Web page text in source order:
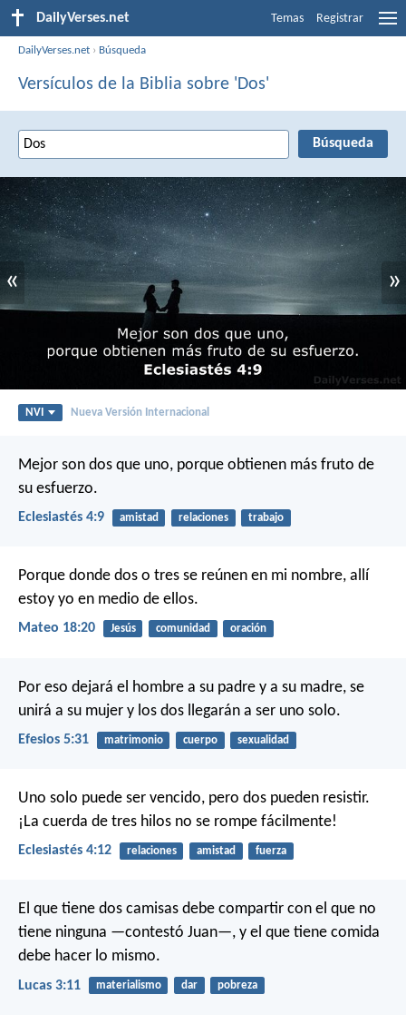
DailyVerses.net Temas Registrar
DailyVerses.net › Búsqueda
Versículos de la Biblia sobre 'Dos'
« »
NVI Nueva Versión Internacional
Mejor son dos que uno, porque obtienen más fruto de
su esfuerzo.
Eclesiastés 4:9 amistad relaciones trabajo
Porque donde dos o tres se reúnen en mi nombre, allí
estoy yo en medio de ellos.
Mateo 18:20 Jesús comunidad oración
Por eso dejará el hombre a su padre y a su madre, se
unirá a su mujer y los dos llegarán a ser uno solo.
Efesios 5:31 matrimonio cuerpo sexualidad
Uno solo puede ser vencido, pero dos pueden resistir.
¡La cuerda de tres hilos no se rompe fácilmente!
Eclesiastés 4:12 relaciones amistad fuerza
El que tiene dos camisas debe compartir con el que no
tiene ninguna —contestó Juan—, y el que tiene comida
debe hacer lo mismo.
Lucas 3:11 materialismo dar pobreza